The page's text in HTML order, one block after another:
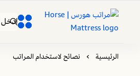
مراتب هورس | Horse Mattress
0
0
الرئيسية نصائح لاستخدام المراتب